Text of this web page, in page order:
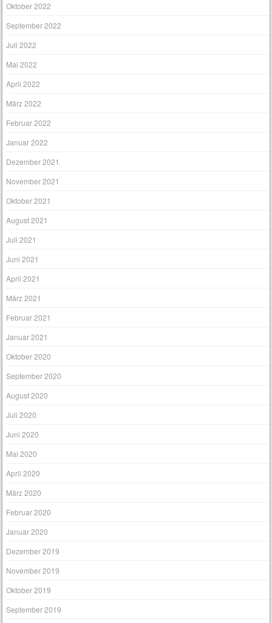
Oktober 2022
September 2022
Juli 2022
Mai 2022
April 2022
März 2022
Februar 2022
Januar 2022
Dezember 2021
November 2021
Oktober 2021
August 2021
Juli 2021
Juni 2021
April 2021
März 2021
Februar 2021
Januar 2021
Oktober 2020
September 2020
August 2020
Juli 2020
Juni 2020
Mai 2020
April 2020
März 2020
Februar 2020
Januar 2020
Dezember 2019
November 2019
Oktober 2019
September 2019